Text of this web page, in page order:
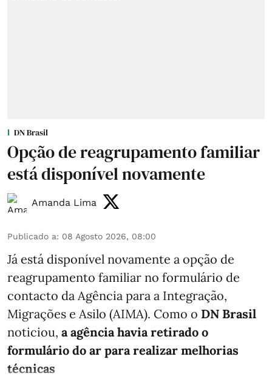
DN Brasil
Opção de reagrupamento familiar
está disponível novamente
Amanda Lima
Publicado a: 08 Agosto 2026, 08:00
Já está disponível novamente a opção de
reagrupamento familiar no formulário de
contacto da Agência para a Integração,
Migrações e Asilo (AIMA). Como o DN Brasil
noticiou, a agência havia retirado o
formulário do ar para realizar melhorias
técnicas